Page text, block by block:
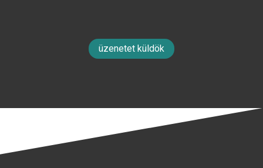
üzenetet küldök